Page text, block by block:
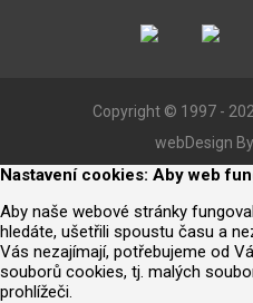
Copyright © 1997 -
webDesign
Nastavení cookies: Aby web
Aby naše webové stránky
hledáte, ušetřili spoustu času a
Vás nezajímají, potřebujeme od
souborů cookies, tj. malých
prohlížeči.